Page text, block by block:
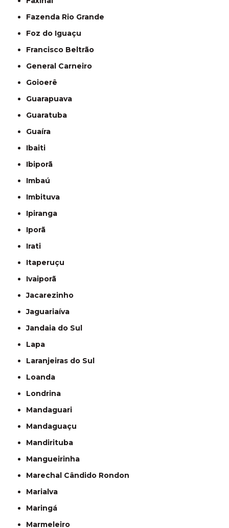
Fazenda Rio Grande
Foz do Iguaçu
Francisco Beltrão
General Carneiro
Goioerê
Guarapuava
Guaratuba
Guaíra
Ibaiti
Ibiporã
Imbaú
Imbituva
Ipiranga
Iporã
Irati
Itaperuçu
Ivaiporã
Jacarezinho
Jaguariaíva
Jandaia do Sul
Lapa
Laranjeiras do Sul
Loanda
Londrina
Mandaguari
Mandaguaçu
Mandirituba
Mangueirinha
Marechal Cândido Rondon
Marialva
Maringá
Marmeleiro